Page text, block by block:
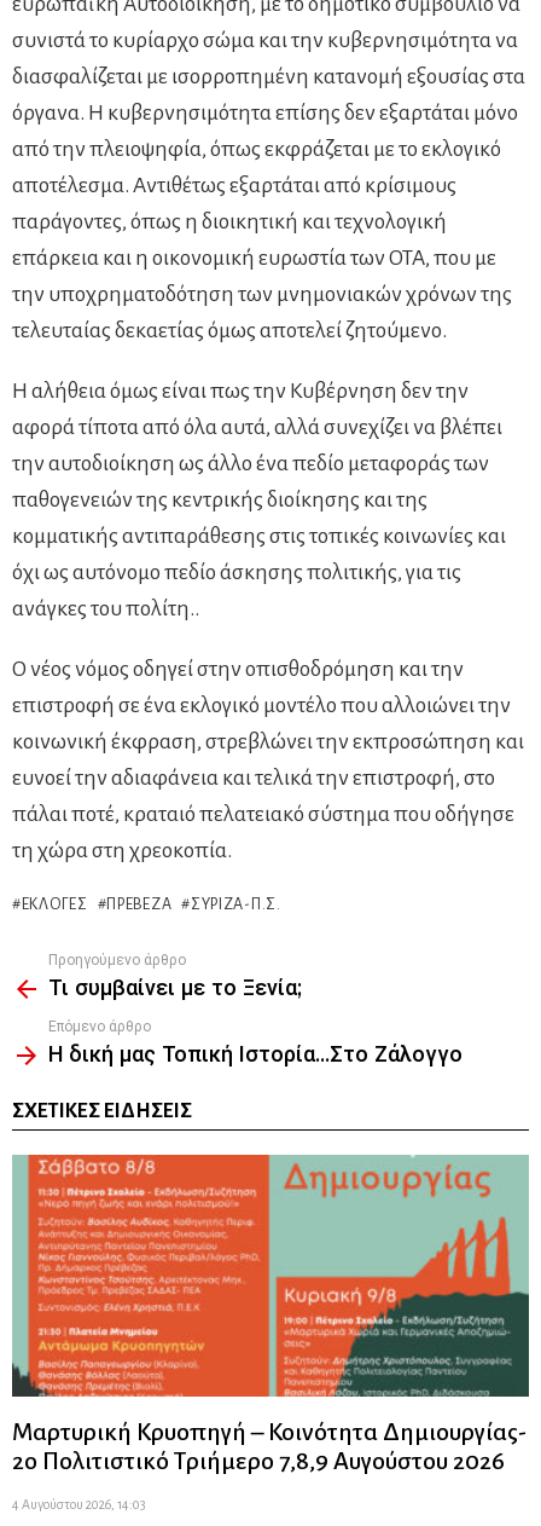
συνιστά το κυρίαρχο σώμα και την κυβερνησιμότητα να
διασφαλίζεται με ισορροπημένη κατανομή εξουσίας στα
όργανα. Η κυβερνησιμότητα επίσης δεν εξαρτάται μόνο
από την πλειοψηφία, όπως εκφράζεται με το εκλογικό
αποτέλεσμα. Αντιθέτως εξαρτάται από κρίσιμους
παράγοντες, όπως η διοικητική και τεχνολογική
επάρκεια και η οικονομική ευρωστία των ΟΤΑ, που με
την υποχρηματοδότηση των μνημονιακών χρόνων της
τελευταίας δεκαετίας όμως αποτελεί ζητούμενο.
Η αλήθεια όμως είναι πως την Κυβέρνηση δεν την
αφορά τίποτα από όλα αυτά, αλλά συνεχίζει να βλέπει
την αυτοδιοίκηση ως άλλο ένα πεδίο μεταφοράς των
παθογενειών της κεντρικής διοίκησης και της
κομματικής αντιπαράθεσης στις τοπικές κοινωνίες και
όχι ως αυτόνομο πεδίο άσκησης πολιτικής, για τις
ανάγκες του πολίτη..
Ο νέος νόμος οδηγεί στην οπισθοδρόμηση και την
επιστροφή σε ένα εκλογικό μοντέλο που αλλοιώνει την
κοινωνική έκφραση, στρεβλώνει την εκπροσώπηση και
ευνοεί την αδιαφάνεια και τελικά την επιστροφή, στο
πάλαι ποτέ, κραταιό πελατειακό σύστημα που οδήγησε
τη χώρα στη χρεοκοπία.
ΕΚΛΟΓΈΣ ΠΡΈΒΕΖΑ ΣΥΡΙΖΑ-Π.Σ.
more
Προηγούμενο άρθρο
Τι συμβαίνει με το Ξενία;
Επόμενο άρθρο
Η δική μας Τοπική Ιστορία…Στο Ζάλογγο
ΣΧΕΤΙΚΈΣ ΕΙΔΉΣΕΙΣ
Μαρτυρική Κρυοπηγή – Κοινότητα Δημιουργίας-
2ο Πολιτιστικό Τριήμερο 7,8,9 Αυγούστου 2026
4 Αυγούστου 2026, 14:03